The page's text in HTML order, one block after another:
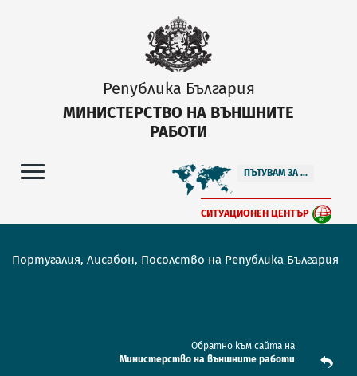
Република България
МИНИСТЕРСТВО НА ВЪНШНИТЕ
РАБОТИ
ПЪТУВАМ ЗА ...
СИТУАЦИОНЕН ЦЕНТЪР
Португалия, Лисабон, Посолство на Република България
Обратно към сайта на
Mинистерство на външните работи